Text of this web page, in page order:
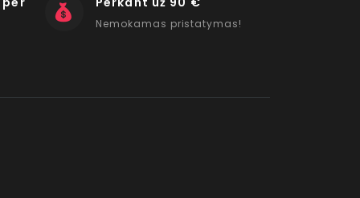
Nemokamas pristatymas!